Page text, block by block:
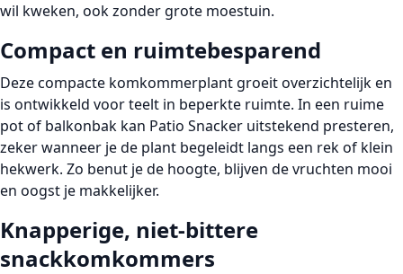
wil kweken, ook zonder grote moestuin.
Compact en ruimtebesparend
Dezecompacte komkommerplant groeit overzichtelijk en
is ontwikkeld voor teelt in beperkte ruimte. In een ruime
pot of balkonbak kan Patio Snacker uitstekend presteren,
zeker wanneer je de plant begeleidt langs een rekof klein
hekwerk. Zo benut je de hoogte, blijven de vruchten mooi
en oogst je makkelijker.
Knapperige, niet-bittere
snackkomkommers